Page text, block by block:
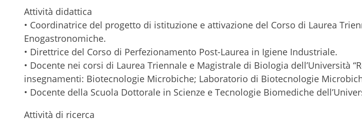
Attività didattica
• Coordinatrice del progetto di istituzione e attivazione del Corso di Laurea
Enogastronomiche.
• Direttrice del Corso di Perfezionamento Post-Laurea in Igiene Industriale.
• Docente nei corsi di Laurea Triennale e Magistrale di Biologia dell’Università
insegnamenti: Biotecnologie Microbiche; Laboratorio di Biotecnologie
• Docente della Scuola Dottorale in Scienze e Tecnologie Biomediche
Attività di ricerca